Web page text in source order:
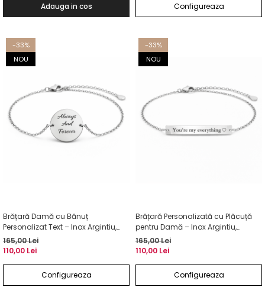
Adauga in cos Configureaza
-33%
NOU
Brățară Damă cu Bănuț
Personalizat Text – Inox Argintiu,
Gravură Laser
165,00 Lei
110,00 Lei
Configureaza
-33%
NOU
Brățară Personalizată cu Plăcuță
pentru Damă – Inox Argintiu,
Gravură Laser Față-Verso
165,00 Lei
110,00 Lei
Configureaza